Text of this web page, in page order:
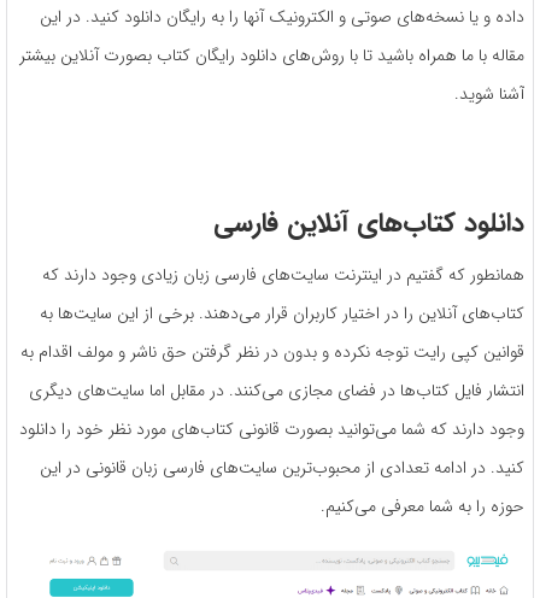
داده و یا نسخه‌های صوتی و الکترونیک آنها را به رایگان دانلود کنید. در این
مقاله با ما همراه باشید تا با روش‌‌های دانلود رایگان کتاب بصورت آنلاین بیشتر
آشنا شوید.
دانلود کتاب‌های آنلاین فارسی
همانطور که گفتیم در اینترنت سایت‌های فارسی زبان زیادی وجود دارند که
کتاب‌های آنلاین را در اختیار کاربران قرار می‌دهند. برخی از این سایت‌ها به
قوانین کپی رایت توجه نکرده و بدون در نظر گرفتن حق ناشر و مولف اقدام به
انتشار فایل کتاب‌ها در فضای مجازی می‌کنند. در مقابل اما سایت‌های دیگری
وجود دارند که شما می‌توانید بصورت قانونی کتاب‌های مورد نظر خود را دانلود
کنید. در ادامه تعدادی از محبوب‌ترین سایت‌های فارسی زبان قانونی در این
حوزه را به شما معرفی می‌کنیم.